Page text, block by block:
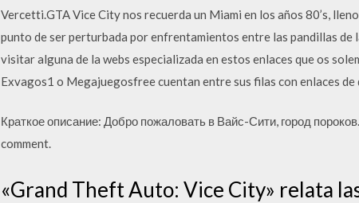
Vercetti.GTA Vice City nos recuerda un Miami en los años 80’s,
punto de ser perturbada por enfrentamientos entre las pandillas
visitar alguna de la webs especializada en estos enlaces que os
Exvagos1 o Megajuegosfree cuentan entre sus filas con enlaces de
Краткое описание: Добро пожаловать в Вайс-Сити, город
comment.
«Grand Theft Auto: Vice City» relata